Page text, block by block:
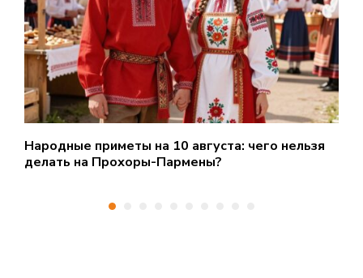
Народные приметы на 10 августа: чего нельзя
делать на Прохоры-Пармены?